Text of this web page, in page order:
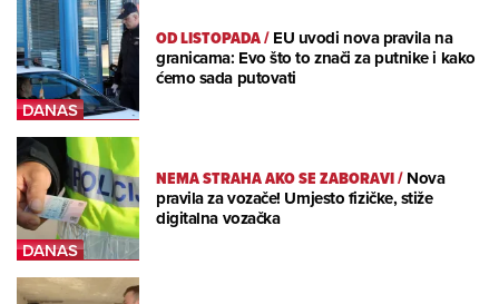
OD LISTOPADA/EU uvodi nova pravila na
granicama: Evo što to znači za putnike i kako
ćemo sada putovati
NEMA STRAHA AKO SE ZABORAVI/Nova
pravila za vozače! Umjesto fizičke, stiže
digitalna vozačka